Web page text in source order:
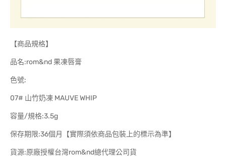
【商品規格】
品名:rom&nd 果凍唇膏
色號:
07# 山竹奶凍 MAUVE WHIP
容量/規格:3.5g
保存期限:36個月【實際須依商品包裝上的標示為準】
貨源:原廠授權台灣rom&nd總代理公司貨